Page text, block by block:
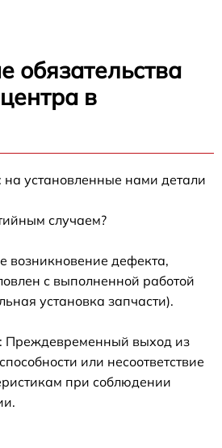
обязательства
в
на установленные нами детали
случаем?
возникновение дефекта,
с выполненной работой
установка запчасти).
Преждевременный выход из
или несоответствие
при соблюдении